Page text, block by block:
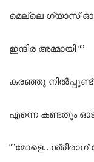
മെല്ലെ ഗ്യാസ്
ഇന്ദിര അമ്മായി “”
കരഞ്ഞു
എന്നെ കണ്ടതും
“”മോളെ.. ശ്രീരാഗ്